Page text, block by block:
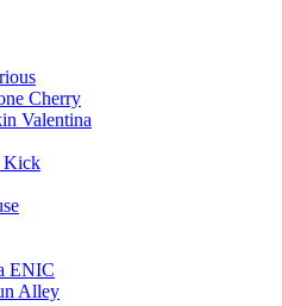
Cherry
Valentina
Kick
ENIC
Alley